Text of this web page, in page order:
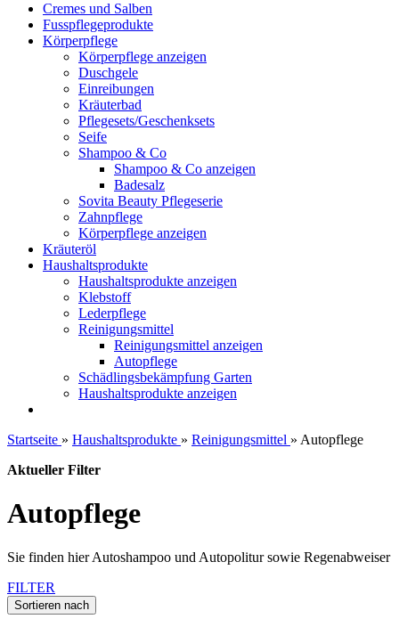
Cremes und Salben
Fusspflegeprodukte
Körperpflege
Körperpflege anzeigen
Duschgele
Einreibungen
Kräuterbad
Pflegesets/Geschenksets
Seife
Shampoo & Co
Shampoo & Co anzeigen
Badesalz
Sovita Beauty Pflegeserie
Zahnpflege
Körperpflege anzeigen
Kräuteröl
Haushaltsprodukte
Haushaltsprodukte anzeigen
Klebstoff
Lederpflege
Reinigungsmittel
Reinigungsmittel anzeigen
Autopflege
Schädlingsbekämpfung Garten
Haushaltsprodukte anzeigen
Startseite » Haushaltsprodukte » Reinigungsmittel » Autopflege
Aktueller Filter
Autopflege
Sie finden hier Autoshampoo und Autopolitur sowie Regenabweiser
FILTER
Sortieren nach